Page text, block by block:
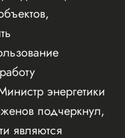
энергетики
подчеркнул,
являются